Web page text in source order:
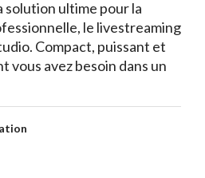
solution ultime pour la
le livestreaming
Compact, puissant et
avez besoin dans un